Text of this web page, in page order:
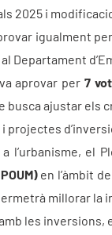
2025 i
igualment
Departament
aprovar per 7
busca ajustar els
projectes
l’urbanisme, el
en l’àmbit
millorar
les inversions,